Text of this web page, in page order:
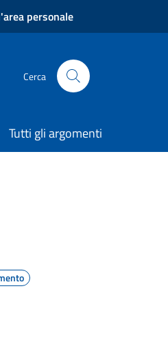
personale
Cerca
Tutti gli argomenti